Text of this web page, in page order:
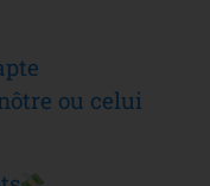
ou celui